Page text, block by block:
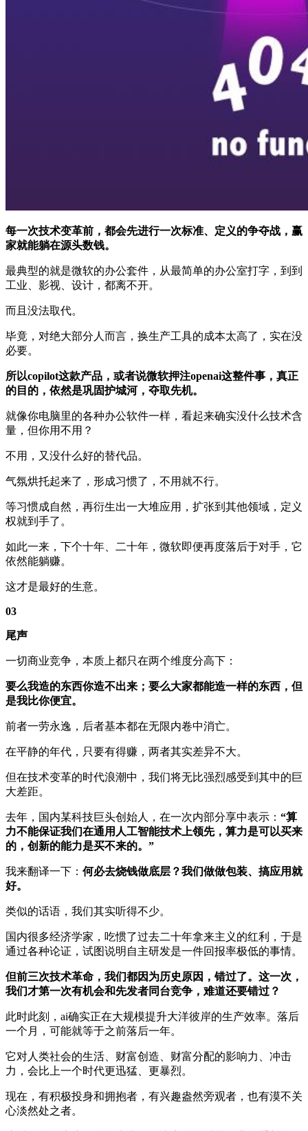
每一次技术变革前，都会先进行一次标准、定义的争夺战，赢
家就能躺在源头数钱。
最典型的就是微软的办公套件，从最简单的办公室打字，到到
工业、影视、设计，都离不开。
而且没法取代。
毕竟，对绝大部分人而言，换生产工具的成本太高了，实在没
必要。
所以copilot这款产品，或者说微软押注openai这整件事，真正
的目的，依然是巩固护城河，夺取先机。
就像你电脑里的各种办公软件一样，看起来确实没什么技术含
量，但你用不用？
不用，又没什么好的替代品。
气氛烘托起来了，形成习惯了，不用就不行。
等习惯成自然，再衍生出一大堆应用，扩张到其他领域，定义
权就到手了。
如此一来，下个十年、二十年，微软即便再度落后于对手，它
依然能躺赚。
这才是最好的生意。
03
尾声
一切商业竞争，本质上都只在两个维度分高下：
要么我造的东西你造不出来；要么大家都能造一样的东西，但
是我比你便宜。
前者一劳永逸，后者基本都在无限内卷中消亡。
在平静的年代，只要有得赚，两者其实差异不大。
但在技术变革的时代浪潮中，我们将无比强烈感受到其中的巨
大差距。
去年，国内某科技巨头创始人，在一次内部分享中表示： “算
力不能保证我们在通用人工智能技术上领先，算力是可以买来
的，创新的能力是买不来的。”
我来翻译一下： 何必去烧钱做底层？我们做做包装、搞应用就
好。
类似的话语，我们其实听得不少。
国内很多经济学家，吃惯了过去二十年拿来主义的红利，于是
通过各种论证，试图说明自主研发是一件回报率极低的事情。
但前三次技术革命，我们都因为历史原因，错过了。这一次，
我们才第一次有机会和先发者同台竞争，难道还要错过？
此时此刻，ai确实正在大规模提升大洋彼岸的生产效率。落后
一个月，可能就等于之前落后一年。
它对人类社会的生活、财富创造、财富分配的影响力、冲击
力，会比上一个时代更迅猛、更暴烈。
现在，有积极投身和拥抱者，有兴趣盎然旁观者，也有漠不关
心淡然处之者。